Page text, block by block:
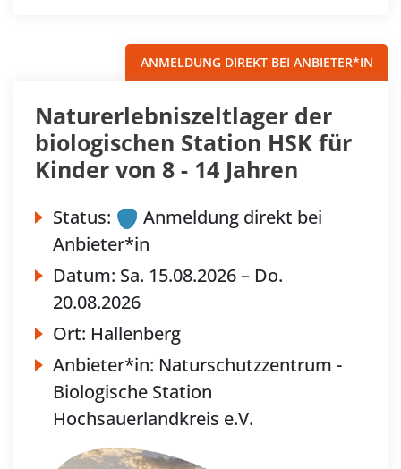
ANMELDUNG DIREKT BEI ANBIETER*IN
Naturerlebniszeltlager der
biologischen Station HSK für
Kinder von 8 - 14 Jahren
Status:
Anmeldung direkt bei
Anbieter*in
Datum: Sa. 15.08.2026 – Do.
20.08.2026
Ort: Hallenberg
Anbieter*in: Naturschutzzentrum -
Biologische Station
Hochsauerlandkreis e.V.